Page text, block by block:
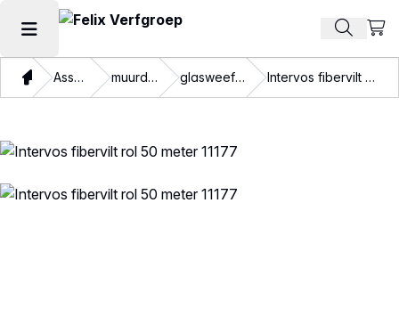
Hoofdmenu openen Zoek
Thuis Assortiment muurdecoratie glasweefsel en vlies Intervos fibervilt rol 50 meter 11177